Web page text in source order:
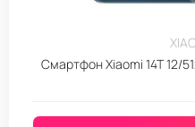
Смартфон Xiaomi 14T 12/